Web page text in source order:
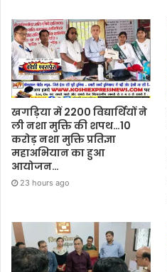
खगड़िया में 2200 विद्यार्थियों ने
ली नशा मुक्ति की शपथ…10
करोड़ नशा मुक्ति प्रतिज्ञा
महाअभियान का हुआ
आयोजन…
23 hours ago